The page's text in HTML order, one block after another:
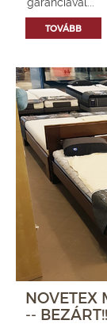
TOVÁBB
--